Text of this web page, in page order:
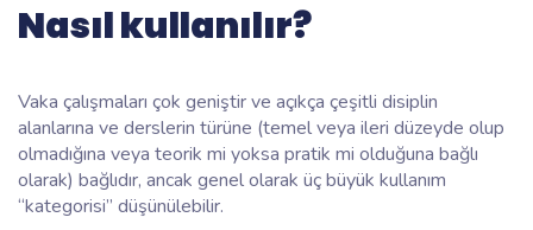
Nasıl kullanılır?
Vaka çalışmaları çok geniştir ve açıkça çeşitli disiplin
alanlarına ve derslerin türüne (temel veya ileri düzeyde olup
olmadığına veya teorik mi yoksa pratik mi olduğuna bağlı
olarak) bağlıdır, ancak genel olarak üç büyük kullanım
“kategorisi” düşünülebilir.